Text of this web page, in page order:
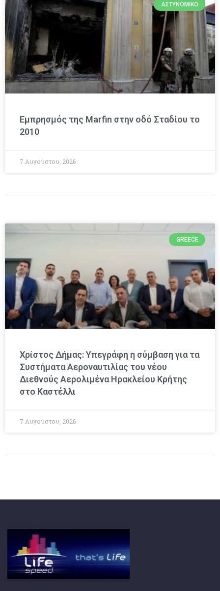
ΑΣΤΥΝΟΜΙΚΌ
Εμπρησμός της Marfin στην οδό Σταδίου το
2010
7 Αυγούστου, 2026
GREECE
Χρίστος Δήμας: Υπεγράφη η σύμβαση για τα
Συστήματα Αεροναυτιλίας του νέου
Διεθνούς Αερολιμένα Ηρακλείου Κρήτης
στο Καστέλλι
7 Αυγούστου, 2026